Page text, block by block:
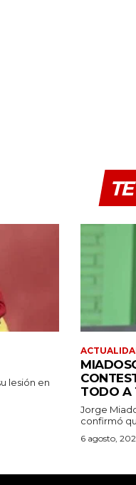
lesión en
TODO A
Jorge
confirmó
6 agosto,